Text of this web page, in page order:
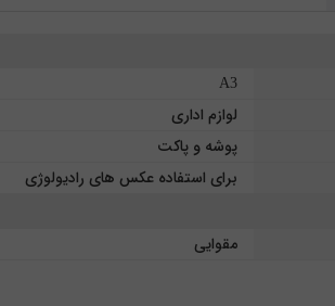
A3
لوازم اداری
پوشه و پاکت
برای استفاده عکس های رادیولوژی
مقوایی